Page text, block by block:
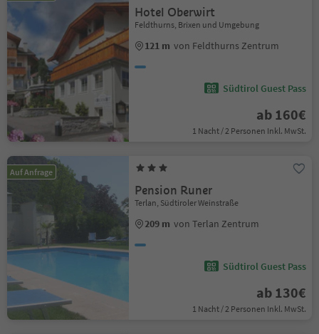
Hotel Oberwirt
Feldthurns, Brixen und Umgebung
121 m von Feldthurns Zentrum
Südtirol Guest Pass
ab 160€
1 Nacht / 2 Personen Inkl. MwSt.
Auf Anfrage
Pension Runer
Terlan, Südtiroler Weinstraße
209 m von Terlan Zentrum
Südtirol Guest Pass
ab 130€
1 Nacht / 2 Personen Inkl. MwSt.